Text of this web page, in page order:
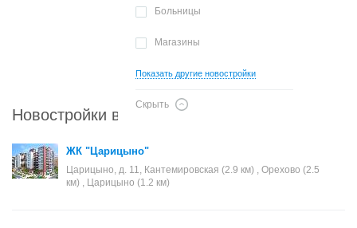
Больницы
Магазины
Показать другие новостройки
Скрыть
Новостройки в районе Царицыно
ЖК "Царицыно"
Царицыно, д. 11, Кантемировская (2.9 км) , Орехово (2.5
км) , Царицыно (1.2 км)